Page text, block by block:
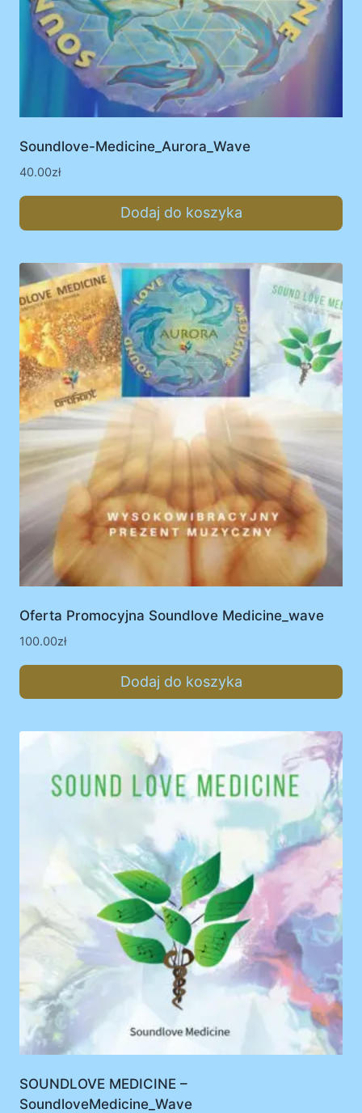
Soundlove-Medicine_Aurora_Wave
40.00zł
Dodaj do koszyka
Oferta Promocyjna Soundlove Medicine_wave
100.00zł
Dodaj do koszyka
SOUNDLOVE MEDICINE –
SoundloveMedicine_Wave